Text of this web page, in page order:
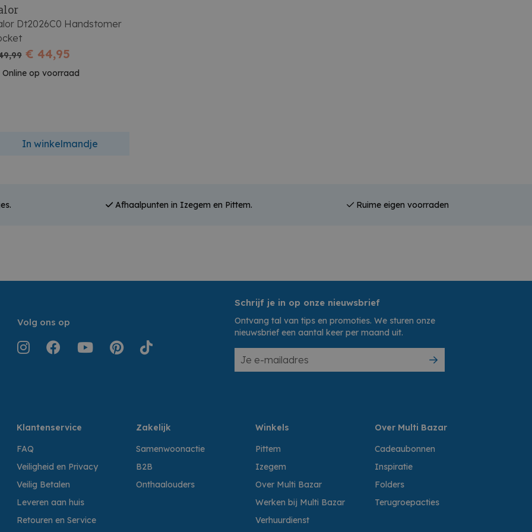
Dt2026C0 Handstomer
€ 44,95
Online op voorraad
In winkelmandje
Afhaalpunten in Izegem en Pittem. Ruime eigen voorraden
Volg ons op
Schrijf je in op onze nieuwsbrief
Ontvang tal van tips en promoties. We sturen onze
nieuwsbrief een aantal keer per maand uit.
Klantenservice
FAQ
Veiligheid en Privacy
Veilig Betalen
Leveren aan huis
Retouren en Service
Zakelijk
Samenwoonactie
B2B
Onthaalouders
Winkels
Pittem
Izegem
Over Multi Bazar
Werken bij Multi Bazar
Verhuurdienst
Over Multi Bazar
Cadeaubonnen
Inspiratie
Folders
Terugroepacties